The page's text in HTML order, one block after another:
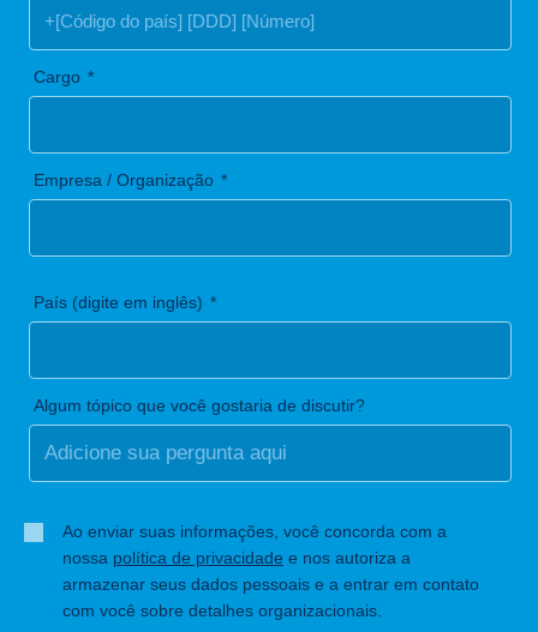
Cargo
Empresa / Organização
País (digite em inglês)
Algum tópico que você gostaria de discutir?
Ao enviar suas informações, você concorda com a
nossa política de privacidade e nos autoriza a
armazenar seus dados pessoais e a entrar em contato
com você sobre detalhes organizacionais.